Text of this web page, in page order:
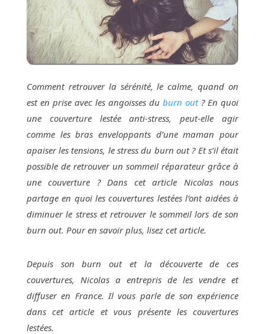
campagne de financement
participatif
COMMENT BIEN CHOISIR SA
COUVERTURE PONDEREE
Comment retrouver la sérénité, le calme, quand on
est en prise avec les angoisses duburn out? En quoi
une couverture lestée anti-stress, peut-elle agir
comme les bras enveloppants d’une maman pour
apaiser les tensions, le stress du burn out ? Et s’il était
possible de retrouver un sommeil réparateur grâce à
une couverture ? Dans cet article Nicolas nous
partage en quoi les couvertures lestées l’ont aidées à
diminuer le stress et retrouver le sommeil lors de son
burn out. Pour en savoir plus, lisez cet article.
Depuis son burn out et la découverte de ces
couvertures, Nicolas a entrepris de les vendre et
diffuser en France. Il vous parle de son expérience
dans cet article et vous présente les couvertures
lestées.